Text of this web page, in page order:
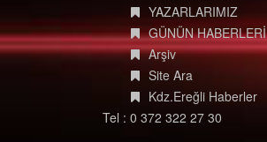
YAZARLARIMIZ
GÜNÜN HABERLERİ
Arşiv
Site Ara
Kdz.Ereğli Haberler
Tel : 0 372 322 27 30